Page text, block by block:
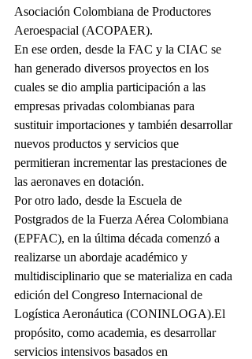
Asociación Colombiana de Productores
Aeroespacial (ACOPAER).
En ese orden, desde la FAC y la CIAC se
han generado diversos proyectos en los
cuales se dio amplia participación a las
empresas privadas colombianas para
sustituir importaciones y también desarrollar
nuevos productos y servicios que
permitieran incrementar las prestaciones de
las aeronaves en dotación.
Por otro lado, desde la Escuela de
Postgrados de la Fuerza Aérea Colombiana
(EPFAC), en la última década comenzó a
realizarse un abordaje académico y
multidisciplinario que se materializa en cada
edición del Congreso Internacional de
Logística Aeronáutica (CONINLOGA).El
propósito, como academia, es desarrollar
servicios intensivos basados en